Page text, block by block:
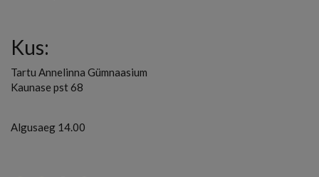
Kus:
Tartu Annelinna Gümnaasium
Kaunase pst 68
Algusaeg 14.00